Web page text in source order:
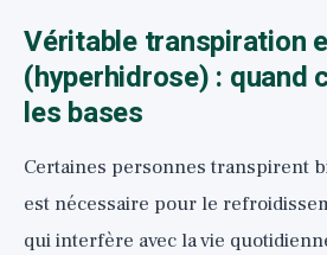
Véritable transpiration
(hyperhidrose) : quand
les bases
Certaines personnes transpirent
est nécessaire pour le
qui interfère avec la vie